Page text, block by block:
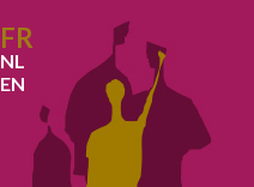
FR
NL
EN